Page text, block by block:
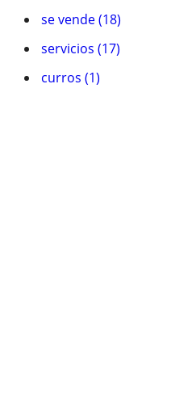
se vende (18)
servicios (17)
curros (1)